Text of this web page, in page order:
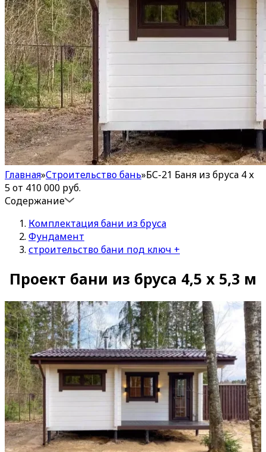
Главная»Строительство бань»БС-21 Баня из бруса 4 х
5 от 410 000 руб.
Содержание
Комплектация бани из бруса
Фундамент
строительство бани под ключ +
Проект бани из бруса 4,5 х 5,3 м